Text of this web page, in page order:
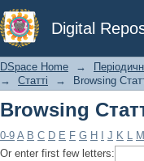
Digital
Browsing
DSpace Home →
→
Статті → Browsing
Browsing
0-9 A B C D E F G H J K L M
Or enter first few letters: